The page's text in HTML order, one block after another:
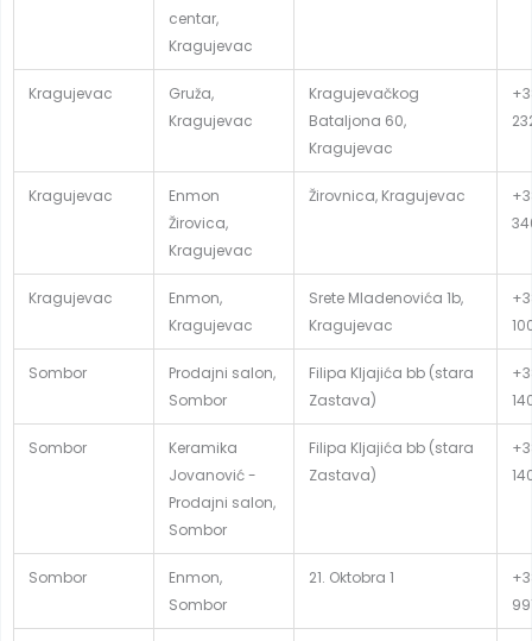
centar,
Kragujevac
Kragujevac
Gruža,
Kragujevac
Kragujevačkog
Bataljona 60,
Kragujevac
Kragujevac
Enmon
Žirovica,
Kragujevac
Žirovnica, Kragujevac
Kragujevac
Enmon,
Kragujevac
Srete Mladenovića 1b,
Kragujevac
Sombor
Prodajni salon,
Sombor
Filipa Kljajića bb (stara
Zastava)
Sombor
Keramika
Jovanović -
Prodajni salon,
Sombor
Filipa Kljajića bb (stara
Zastava)
Sombor
Enmon,
Sombor
21. Oktobra 1